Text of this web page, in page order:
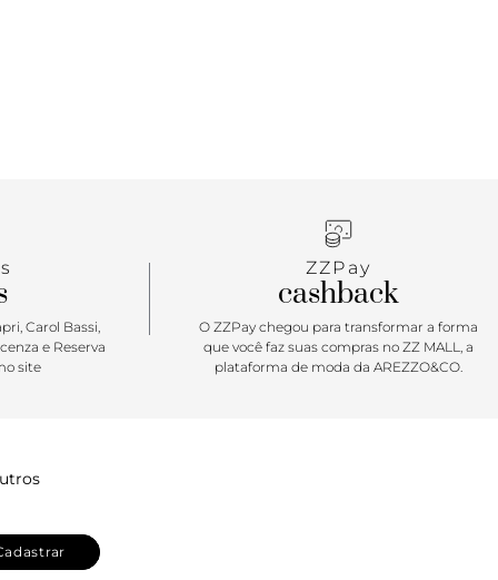
Carol Bassi,
e Reserva
site
ZZPay
cashback
O ZZPay chegou para transformar a forma
que você faz suas compras no ZZ MALL, a
plataforma de moda da AREZZO&CO.